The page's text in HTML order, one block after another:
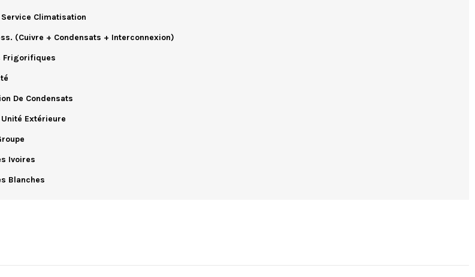
Service Climatisation
(cuivre + Condensats + Interconnexion)
Frigorifiques
De Condensats
Extérieure
Ivoires
Blanches